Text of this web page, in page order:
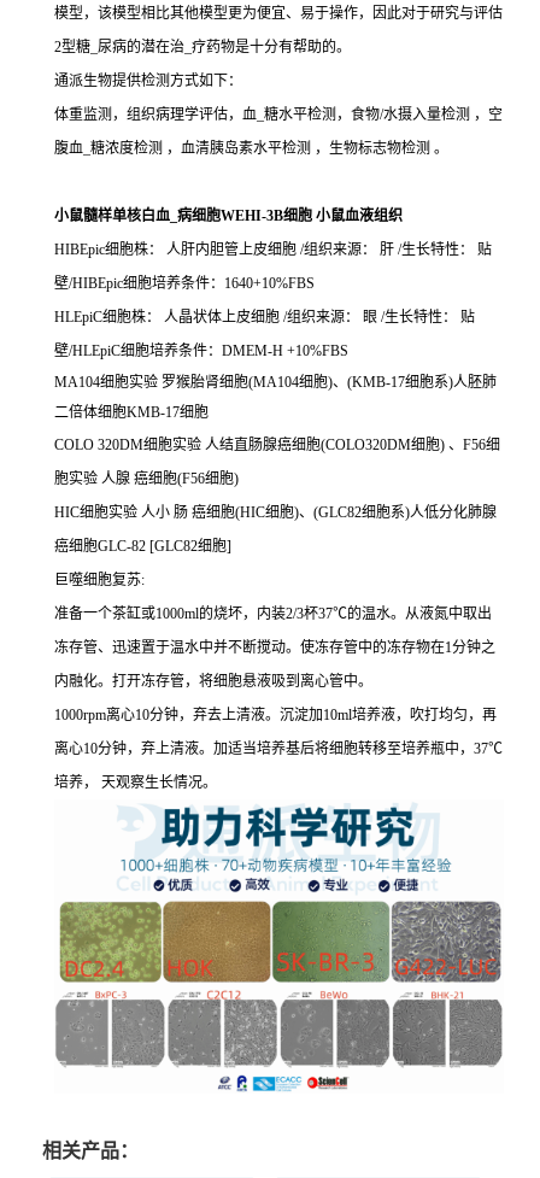
模型，该模型相比其他模型更为便宜、易于操作，因此对于研究与评估
2型糖_尿病的潜在治_疗药物是十分有帮助的。
通派生物提供检测方式如下：
体重监测，组织病理学评估，血_糖水平检测，食物/水摄入量检测 ，空
腹血_糖浓度检测 ，血清胰岛素水平检测 ，生物标志物检测 。
小鼠髓样单核白血_病细胞WEHI-3B细胞 小鼠血液组织
HIBEpic细胞株： 人肝内胆管上皮细胞 /组织来源： 肝 /生长特性： 贴
壁/HIBEpic细胞培养条件：1640+10%FBS
HLEpiC细胞株： 人晶状体上皮细胞 /组织来源： 眼 /生长特性： 贴
壁/HLEpiC细胞培养条件：DMEM-H +10%FBS
MA104细胞实验 罗猴胎肾细胞(MA104细胞)、(KMB-17细胞系)人胚肺
二倍体细胞KMB-17细胞
COLO 320DM细胞实验 人结直肠腺癌细胞(COLO320DM细胞) 、F56细
胞实验 人腺 癌细胞(F56细胞)
HIC细胞实验 人小 肠 癌细胞(HIC细胞)、(GLC82细胞系)人低分化肺腺
癌细胞GLC-82 [GLC82细胞]
巨噬细胞复苏:
准备一个茶缸或1000ml的烧坏，内装2/3杯37℃的温水。从液氮中取出
冻存管、迅速置于温水中并不断搅动。使冻存管中的冻存物在1分钟之
内融化。打开冻存管，将细胞悬液吸到离心管中。
1000rpm离心10分钟，弃去上清液。沉淀加10ml培养液，吹打均匀，再
离心10分钟，弃上清液。加适当培养基后将细胞转移至培养瓶中，37℃
培养， 天观察生长情况。
相关产品：